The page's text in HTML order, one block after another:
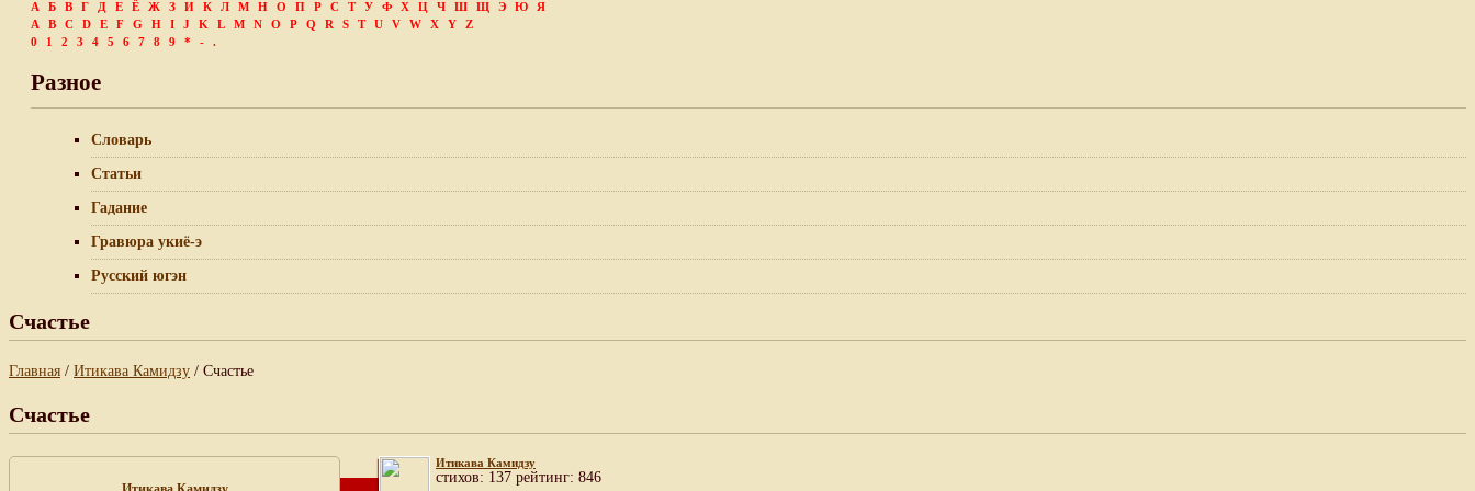
А Б В Г Д Е Ё Ж З И К Л М Н О П Р С Т У Ф Х Ц Ч Ш Щ Э Ю
Я
A
B C D E F G H I J K L M N O P Q R S T U V W X Y
Z
0
1 2 3 4 5 6 7 8 9 * - .
Разное
Словарь
Статьи
Гадание
Гравюра укиё-э
Русский югэн
Счастье
Главная / Итикава Камидзу / Счастье
Счастье
Итикава Камидзу
cтихов: 137 рейтинг: 846